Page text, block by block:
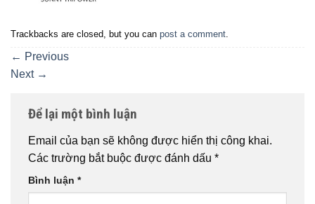
Trackbacks are closed, but you can post a comment.
← Previous
Next →
Để lại một bình luận
Email của bạn sẽ không được hiển thị công khai.
Các trường bắt buộc được đánh dấu *
Bình luận *